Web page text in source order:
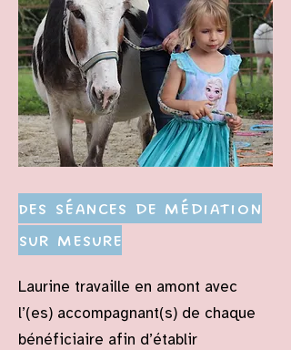
Des séances de médiation
sur mesure
Laurine travaille en amont avec
l’(es) accompagnant(s) de chaque
bénéficiaire afin d’établir